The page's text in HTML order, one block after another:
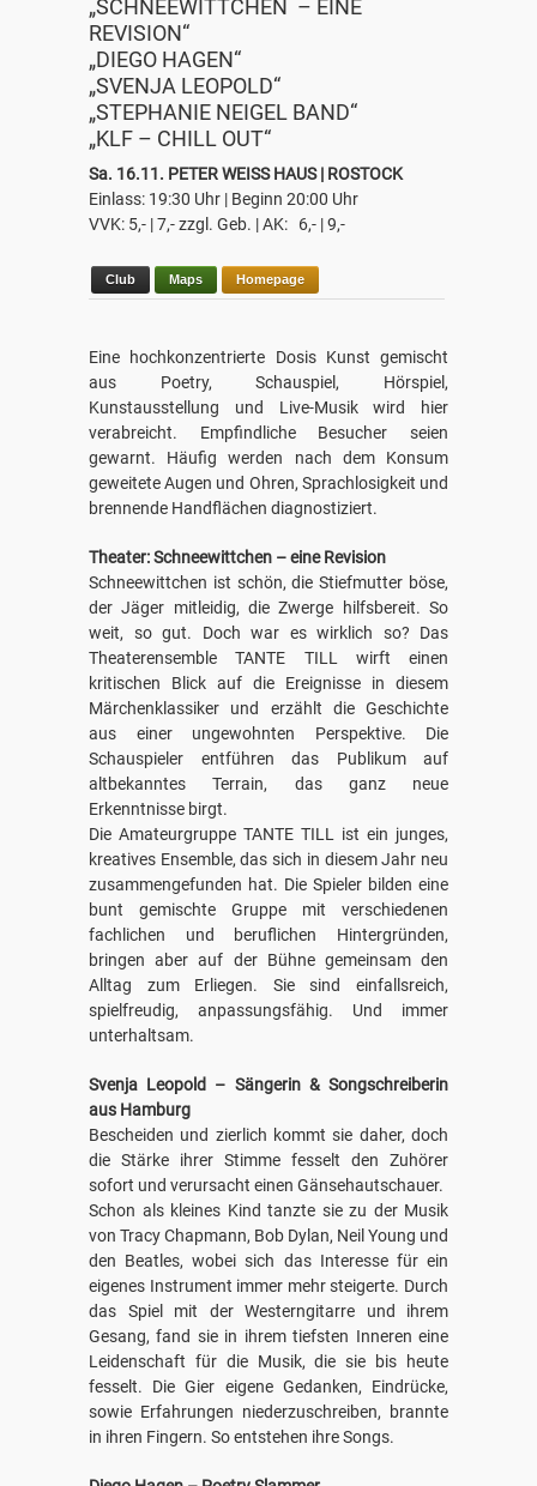
„SCHNEEWITTCHEN – EINE
REVISION“
„DIEGO HAGEN“
„SVENJA LEOPOLD“
„STEPHANIE NEIGEL BAND“
„KLF – CHILL OUT“
Sa. 16.11. PETER WEISS HAUS | ROSTOCK
Einlass: 19:30 Uhr | Beginn 20:00 Uhr
VVK: 5,- | 7,- zzgl. Geb. | AK: 6,- | 9,-
Club Maps Homepage
Eine hochkonzentrierte Dosis Kunst gemischt
aus Poetry, Schauspiel, Hörspiel,
Kunstausstellung und Live-Musik wird hier
verabreicht. Empfindliche Besucher seien
gewarnt. Häufig werden nach dem Konsum
geweitete Augen und Ohren, Sprachlosigkeit und
brennende Handflächen diagnostiziert.
Theater: Schneewittchen – eine Revision
Schneewittchen ist schön, die Stiefmutter böse,
der Jäger mitleidig, die Zwerge hilfsbereit. So
weit, so gut. Doch war es wirklich so? Das
Theaterensemble TANTE TILL wirft einen
kritischen Blick auf die Ereignisse in diesem
Märchenklassiker und erzählt die Geschichte
aus einer ungewohnten Perspektive. Die
Schauspieler entführen das Publikum auf
altbekanntes Terrain, das ganz neue
Erkenntnisse birgt.
Die Amateurgruppe TANTE TILL ist ein junges,
kreatives Ensemble, das sich in diesem Jahr neu
zusammengefunden hat. Die Spieler bilden eine
bunt gemischte Gruppe mit verschiedenen
fachlichen und beruflichen Hintergründen,
bringen aber auf der Bühne gemeinsam den
Alltag zum Erliegen. Sie sind einfallsreich,
spielfreudig, anpassungsfähig. Und immer
unterhaltsam.
Svenja Leopold – Sängerin & Songschreiberin
aus Hamburg
Bescheiden und zierlich kommt sie daher, doch
die Stärke ihrer Stimme fesselt den Zuhörer
sofort und verursacht einen Gänsehautschauer.
Schon als kleines Kind tanzte sie zu der Musik
von Tracy Chapmann, Bob Dylan, Neil Young und
den Beatles, wobei sich das Interesse für ein
eigenes Instrument immer mehr steigerte. Durch
das Spiel mit der Westerngitarre und ihrem
Gesang, fand sie in ihrem tiefsten Inneren eine
Leidenschaft für die Musik, die sie bis heute
fesselt. Die Gier eigene Gedanken, Eindrücke,
sowie Erfahrungen niederzuschreiben, brannte
in ihren Fingern. So entstehen ihre Songs.